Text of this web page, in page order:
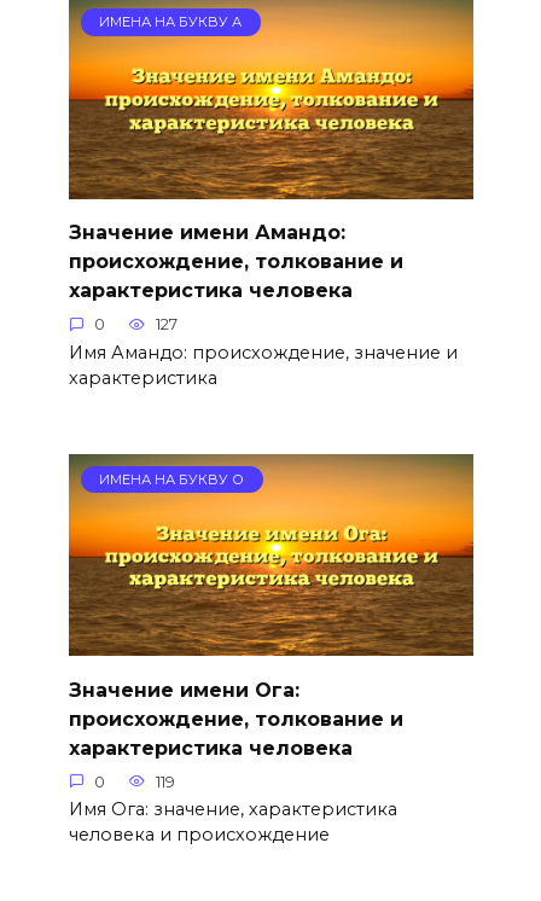
ИМЕНА НА БУКВУ А
Значение имени Амандо:
происхождение, толкование и
характеристика человека
0 127
Имя Амандо: происхождение, значение и
характеристика
ИМЕНА НА БУКВУ О
Значение имени Ога:
происхождение, толкование и
характеристика человека
0 119
Имя Ога: значение, характеристика
человека и происхождение